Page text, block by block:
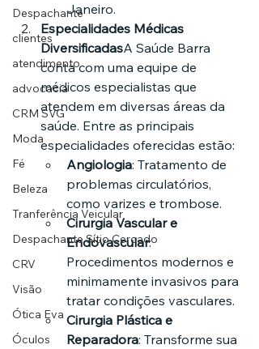
Despachante
clientes
atendimento
advocacia
CRM SVG
Moda
Fé
Beleza
Tranferência Veicular
Despachante Sítio Cercado
CRV
Visão
Ótica Eva
Óculos
Janeiro.
Especialidades Médicas
DiversificadasA Saúde Barra
conta com uma equipe de
médicos especialistas que
atendem em diversas áreas da
saúde. Entre as principais
especialidades oferecidas estão:
Angiologia: Tratamento de
problemas circulatórios,
como varizes e trombose.
Cirurgia Vascular e
Endovascular:
Procedimentos modernos e
minimamente invasivos para
tratar condições vasculares.
Cirurgia Plástica e
Reparadora: Transforme sua